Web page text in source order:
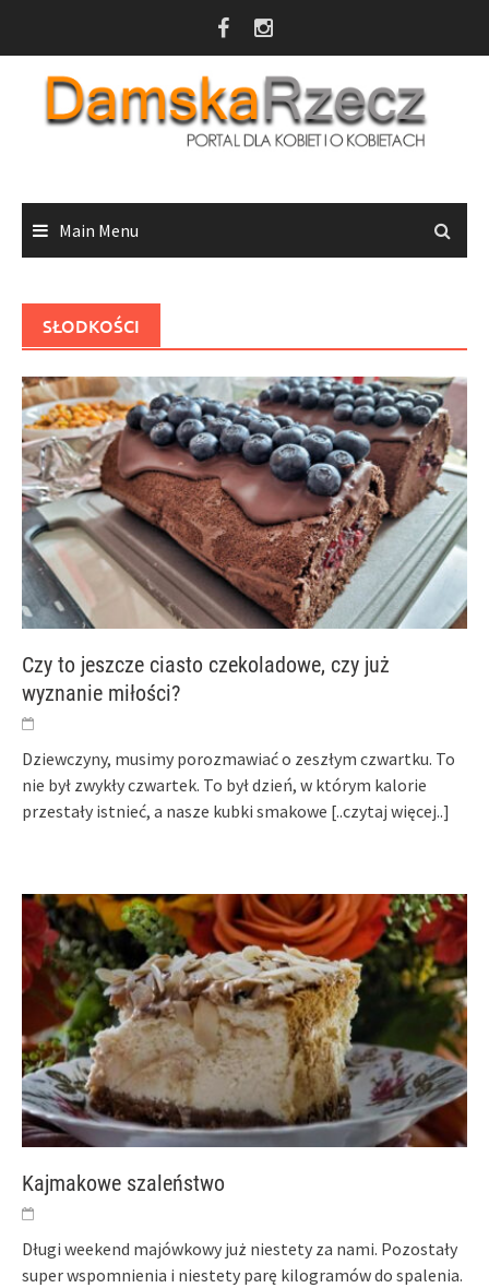
Main Menu
SŁODKOŚCI
Czy to jeszcze ciasto czekoladowe, czy już
wyznanie miłości?
Dziewczyny, musimy porozmawiać o zeszłym czwartku. To
nie był zwykły czwartek. To był dzień, w którym kalorie
przestały istnieć, a nasze kubki smakowe [..czytaj więcej..]
Kajmakowe szaleństwo
Długi weekend majówkowy już niestety za nami. Pozostały
super wspomnienia i niestety parę kilogramów do spalenia.